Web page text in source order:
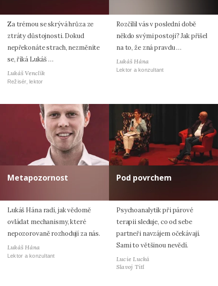
Za trémou se skrývá hrůza ze
ztráty důstojnosti. Dokud
nepřekonáte strach, nezměníte
se, říká Lukáš …
Lukáš Venclík
Režisér, lektor
Rozčílil vás v poslední době
někdo svými postoji? Jak přišel
na to, že zná pravdu …
Lukáš Hána
Lektor a konzultant
Metapozornost
Lukáš Hána radí, jak vědomě
ovládat mechanismy, které
nepozorovaně rozhodují za nás.
Lukáš Hána
Lektor a konzultant
Pod povrchem
Psychoanalytik při párové
terapii sleduje, co od sebe
partneři navzájem očekávají.
Sami to většinou nevědí.
Lucie Lucká
Slavoj Titl